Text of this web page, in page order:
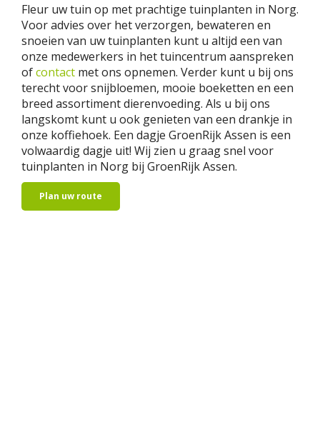
Fleur uw tuin op met prachtige tuinplanten in Norg.
Voor advies over het verzorgen, bewateren en
snoeien van uw tuinplanten kunt u altijd een van
onze medewerkers in het tuincentrum aanspreken
ofcontact met ons opnemen. Verder kunt u bij ons
terecht voor snijbloemen, mooie boeketten en een
breed assortiment dierenvoeding. Als u bij ons
langskomt kunt u ook genieten van een drankje in
onze koffiehoek. Een dagje GroenRijk Assen is een
volwaardig dagje uit! Wij zien u graag snel voor
tuinplanten in Norg bij GroenRijk Assen.
Plan uw route